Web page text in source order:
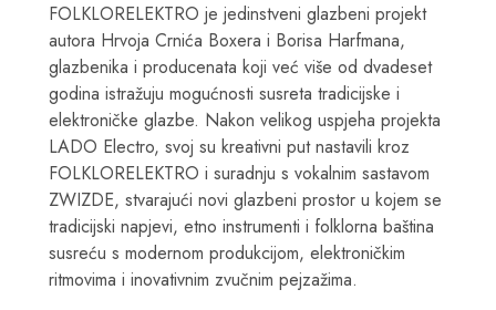
FOLKLORELEKTRO je jedinstveni glazbeni projekt
autora Hrvoja Crnića Boxera i Borisa Harfmana,
glazbenika i producenata koji već više od dvadeset
godina istražuju mogućnosti susreta tradicijske i
elektroničke glazbe. Nakon velikog uspjeha projekta
LADO Electro, svoj su kreativni put nastavili kroz
FOLKLORELEKTRO i suradnju s vokalnim sastavom
ZWIZDE, stvarajući novi glazbeni prostor u kojem se
tradicijski napjevi, etno instrumenti i folklorna baština
susreću s modernom produkcijom, elektroničkim
ritmovima i inovativnim zvučnim pejzažima.